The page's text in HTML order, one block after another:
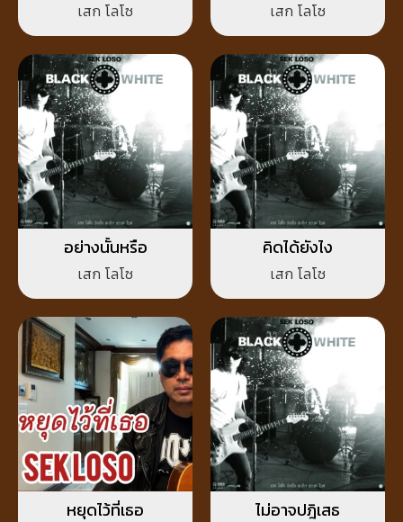
เสก โลโซ เสก โลโซ
อย่างนั้นหรือ
เสก โลโซ
คิดได้ยังไง
เสก โลโซ
หยุดไว้ที่เธอ ไม่อาจปฎิเสธ